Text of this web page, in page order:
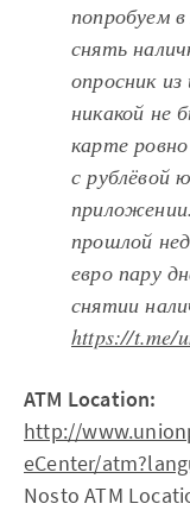
попробуем
снять
опросник
никакой не
карте
с рублёвой
прошлой
евро пару
снятии
https://t.me/
ATM Location:
http://
eCenter/
Nosto ATM